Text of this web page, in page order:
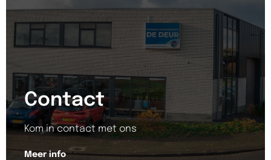
Contact
Kom in contact met ons
Meer info